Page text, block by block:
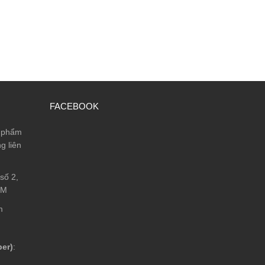
liên
2,
:
FACEBOOK